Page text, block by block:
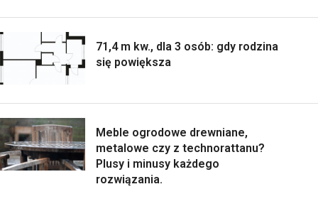
71,4 m kw., dla 3 osób: gdy rodzina
się powiększa
Meble ogrodowe drewniane,
metalowe czy z technorattanu?
Plusy i minusy każdego
rozwiązania.